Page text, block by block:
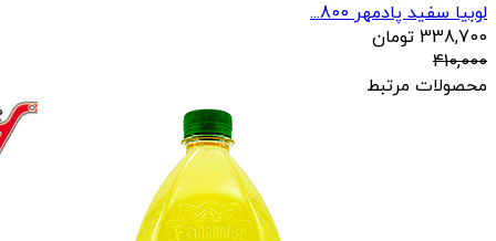
لوبیا سفید پادمهر 800...
338,700 تومان
410,000
محصولات مرتبط